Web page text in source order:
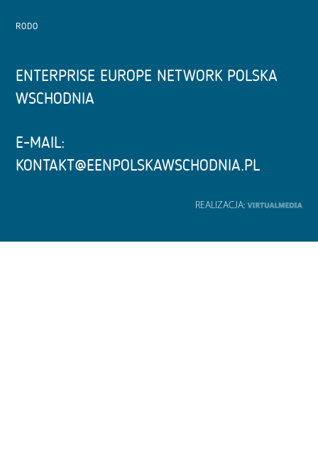
RODO
ENTERPRISE EUROPE NETWORK POLSKA
WSCHODNIA
E-MAIL:
KONTAKT@EENPOLSKAWSCHODNIA.PL
REALIZACJA: